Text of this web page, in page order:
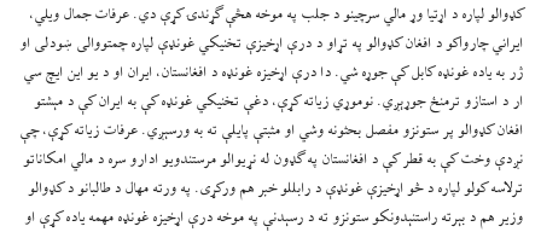
کډوالو لپاره د اړتیا وړ مالي سرچينو د جلب په موخه هڅې ګړندۍ کړې دي. عرفات جمال ویلي،
ایراني چارواکو د افغان کډوالو په تړاو د درې اړخیزې تخنیکي غونډې لپاره چمتووالی ښودلی او
ژر به یاده غونډه کابل کې جوړه شي. دا درې اړخیزه غونډه د افغانستان، ایران او د یو این ایچ سي
ار د استازو ترمنځ جوړېږي. نوموړي زیاته کړې، دغې تخنیکي غونډه کې به ایران کې د مېشتو
افغان کډوالو پر ستونزو مفصل بحثونه وشي او مثبتې پایلې ته به ورسېږي. عرفات زیاته کړې، چې
نږدې وخت کې به قطر کې د افغانستان په ګډون له نړیوالو مرستندویو ادارو سره د مالي امکاناتو
ترلاسه کولو لپاره د څو اړخیزې غونډې د رابللو خبر هم ورکړی. په ورته مهال د طالبانو د کډوالو
وزیر هم د بېرته راستنېدونکو ستونزو ته د رسېدنې په موخه درې اړخیزه غونډه مهمه یاده کړې او